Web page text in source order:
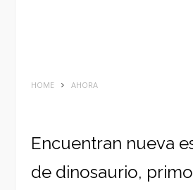
HOME AHORA
Encuentran nueva
de dinosaurio,